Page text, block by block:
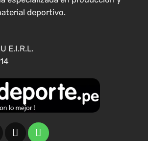
deportivo.
E.I.R.L.